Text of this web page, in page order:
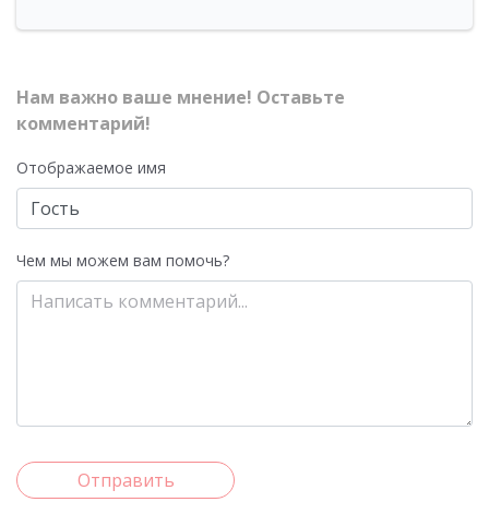
Нам важно ваше мнение! Оставьте
комментарий!
Отображаемое имя
Чем мы можем вам помочь?
Отправить